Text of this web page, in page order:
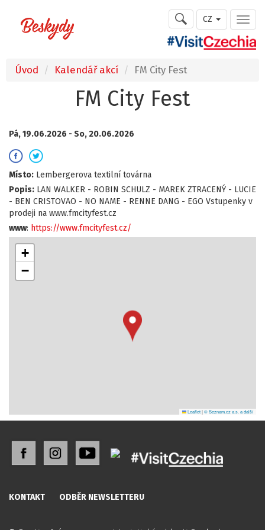
CZ
Úvod Kalendář akcí FM City Fest
FM City Fest
Pá, 19.06.2026 - So, 20.06.2026
Místo: Lembergerova textilní továrna
Popis: LAN WALKER - ROBIN SCHULZ - MAREK ZTRACENÝ - LUCIE
- BEN CRISTOVAO - NO NAME - RENNE DANG - EGO Vstupenky v
prodeji na www.fmcityfest.cz
www: https://www.fmcityfest.cz/
+
−
Leaflet|© Seznam.cz a.s. a další
KONTAKT ODBĚR NEWSLETTERU